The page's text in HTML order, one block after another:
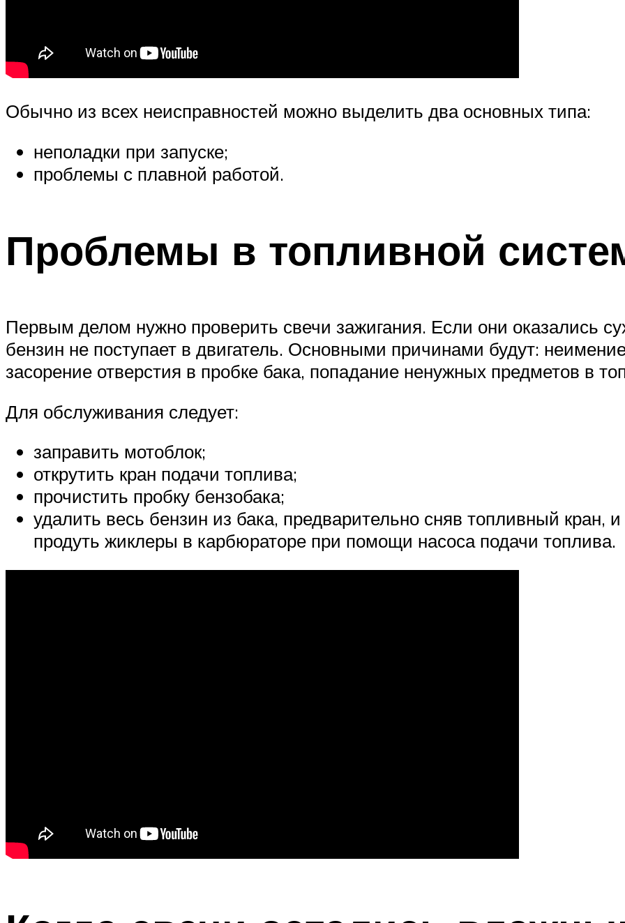
Обычно из всех неисправностей можно выделить два основных типа:
неполадки при запуске;
проблемы с плавной работой.
Проблемы в топливной
Первым делом нужно проверить свечи зажигания. Если они оказались
бензин не поступает в двигатель. Основными причинами будут:
засорение отверстия в пробке бака, попадание ненужных предметов в
Для обслуживания следует:
заправить мотоблок;
открутить кран подачи топлива;
прочистить пробку бензобака;
удалить весь бензин из бака, предварительно сняв топливный
продуть жиклеры в карбюраторе при помощи насоса подачи топлива.